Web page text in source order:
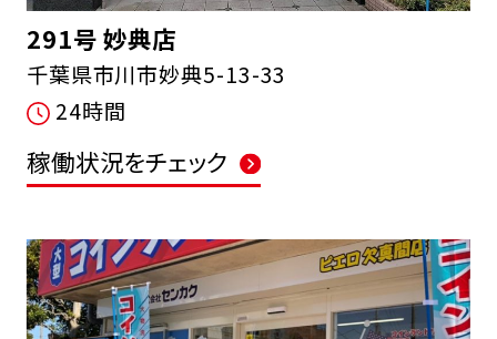
291号 妙典店
千葉県市川市妙典5-13-33
24時間
稼働状況をチェック